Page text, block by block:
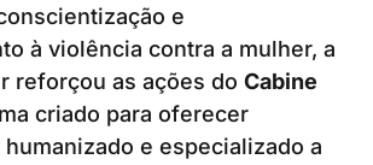
e
à violência contra a mulher, a
reforçou as ações do Cabine
criado para oferecer
e especializado a